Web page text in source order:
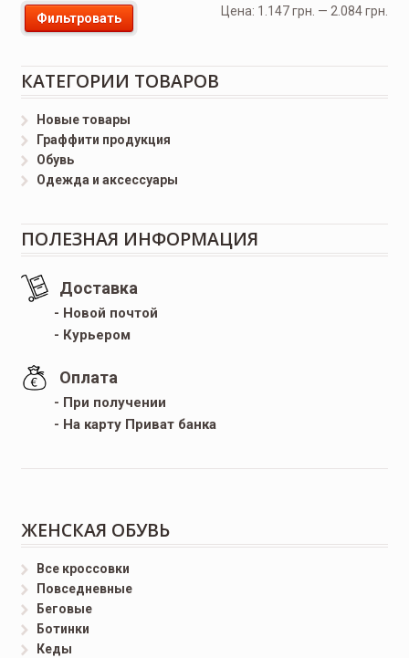
Фильтровать
Цена: 1.147 грн. — 2.084 грн.
КАТЕГОРИИ ТОВАРОВ
Новые товары
Граффити продукция
Обувь
Одежда и аксессуары
ПОЛЕЗНАЯ ИНФОРМАЦИЯ
Доставка
- Новой почтой
- Курьером
Оплата
- При получении
- На карту Приват банка
ЖЕНСКАЯ ОБУВЬ
Все кроссовки
Повседневные
Беговые
Ботинки
Кеды